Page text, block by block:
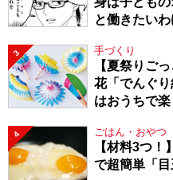
と働きたい
3 手づくり
【夏祭りご
花「でんぐ
はおうちで楽
4 ごはん・おやつ
【材料3つ
で超簡単「目